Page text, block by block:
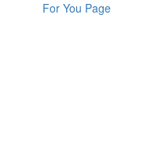
For You Page